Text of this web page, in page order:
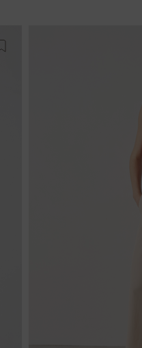
Προσθήκη στη λίστα αγαπημένων